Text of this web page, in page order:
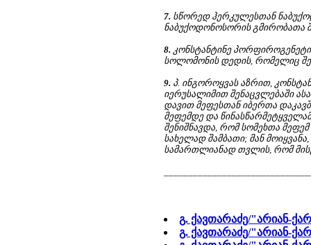
7. სწორედ ჰერკულესთან
ნაბუქოდონოსორის გმირობათა
8. კონსტანტინე
სოლომონის დედის, რომელიც
9. პ. ინგოროყვას აზრით,
იერუსალიმით შენაცვლებაში
დავით მეფესთან იბერთა
მეფემდე და
შენიშნავდა, რომ სომეხთა
სახელად შამბათი; მან
სამართლიანად თვლის, რომ
გ. ქავთარაძე/"არიან-
გ. ქავთარაძე/"არიან-